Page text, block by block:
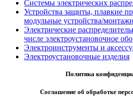
Системы электрических
Устройства защиты, плавкие
модульные устройства/
Электрические
числе электроустановочное
Электроинструменты и
Электроустановочные изделия
Политика
Соглашение об обработке